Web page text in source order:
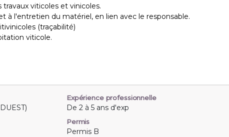
travaux viticoles et vinicoles.
à l'entretien du matériel, en lien avec le responsable.
(traçabilité)
viticole.
Expérience professionnelle
De 2 à 5 ans d'exp
Permis
Permis B